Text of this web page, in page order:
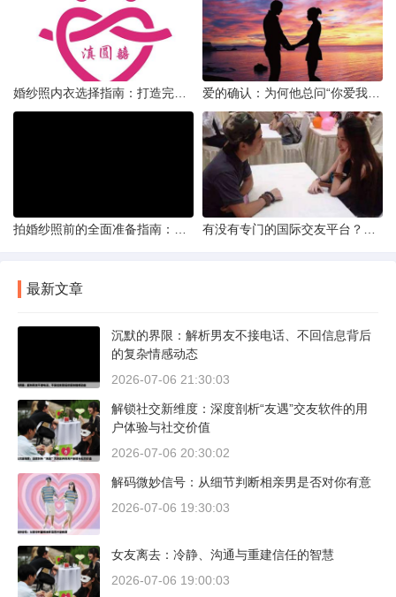
最新文章
沉默的界限：解析男友不接电话、不回信息背后
的复杂情感动态
2026-07-06 21:30:03
解锁社交新维度：深度剖析“友遇”交友软件的用
户体验与社交价值
2026-07-06 20:30:02
解码微妙信号：从细节判断相亲男是否对你有意
2026-07-06 19:30:03
女友离去：冷静、沟通与重建信任的智慧
2026-07-06 19:00:03